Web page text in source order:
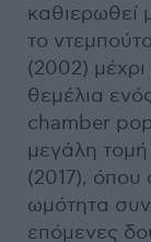
καθιερωθεί
το
(2002)
θεμέλια
chamber
μεγάλη
(2017), όπου
ωμότητα
επόμενες